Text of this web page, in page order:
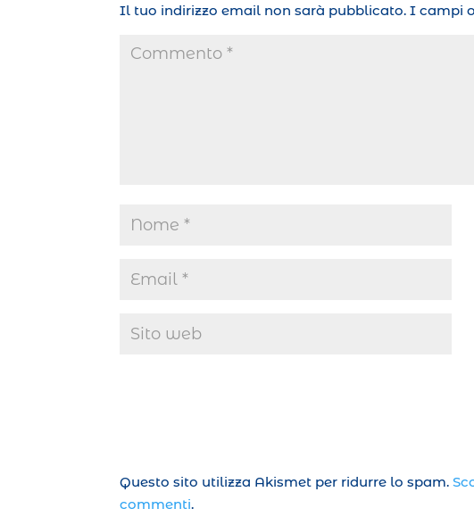
Il tuo indirizzo email non sarà pubblicato. I campi
Questo sito utilizza Akismet per ridurre lo spam.
commenti.